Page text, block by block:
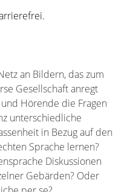
an Bildern, das zum
Gesellschaft anregt
Hörende die Fragen
unterschiedliche
in Bezug auf den
Sprache lernen?
Diskussionen
Gebärden? Oder